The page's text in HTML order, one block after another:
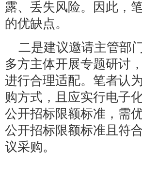
露、丢失风险。因此，
的优缺点。
二是建议邀请主管部
多方主体开展专题研讨
进行合理适配。笔者认
购方式，且应实行电子
公开招标限额标准，需
公开招标限额标准且符
议采购。